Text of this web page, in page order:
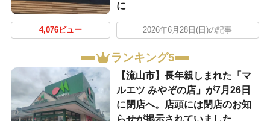
に
4,076ビュー 2026年6月28日(日)の記事
ランキング5
【流山市】長年親しまれた「マ
ルエツ みやぞの店」が7月26日
に閉店へ。店頭には閉店のお知
らせが掲示されていました